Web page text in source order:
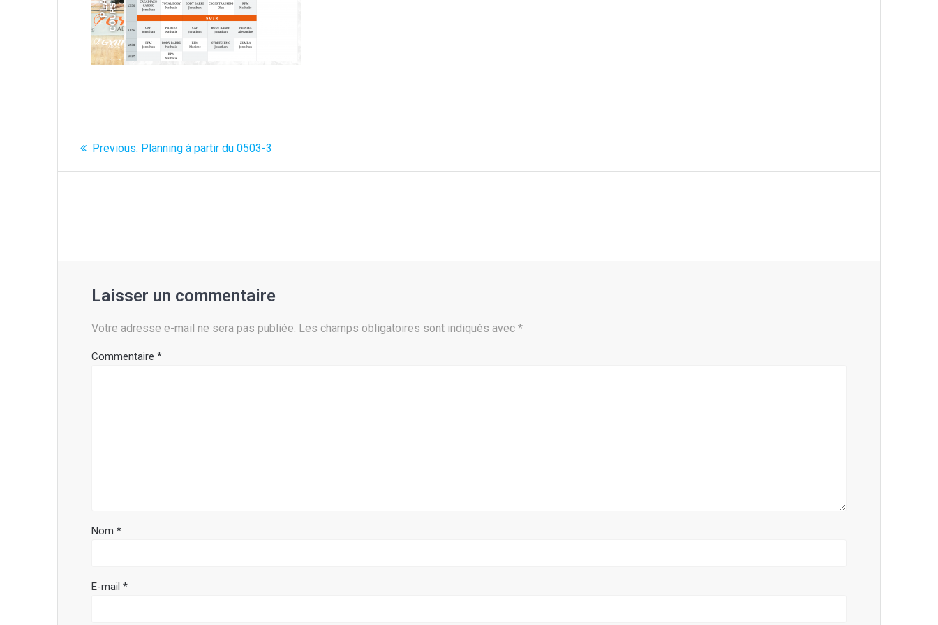
Navigation
de
Previous: Previous
Planning à partir du 0503-3
Laisser un commentaire
Votre adresse e-mail ne sera pas publiée. Les champs obligatoires sont indiqués avec*
Commentaire*
Nom*
E-mail*